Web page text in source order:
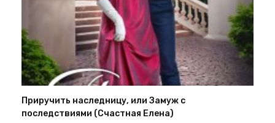
Приручить наследницу, или Замуж с
последствиями (Счастная Елена)